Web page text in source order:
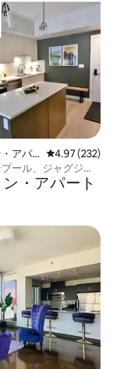
アパ
レビュー232
4.97 (232)
ール、ジャグジ
・アパート